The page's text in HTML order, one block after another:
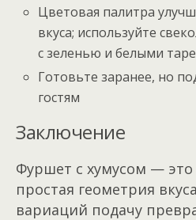
Цветовая палитра
вкуса; используйте
с зеленью и белыми
Готовьте заранее, но
гостям
Заключение
Фуршет с хумусом —
простая геометрия
вариаций подачу